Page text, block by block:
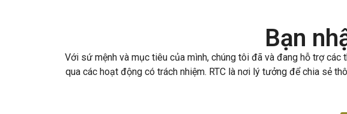
Bạn
Với sứ mệnh và mục tiêu của mình, chúng tôi đã và đang hỗ trợ
qua các hoạt động có trách nhiệm. RTC là nơi lý tưởng để chia sẻ